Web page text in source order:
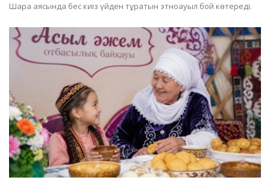
Шара аясында бес киіз үйден тұратын этноауыл бой көтереді.